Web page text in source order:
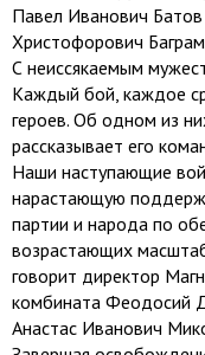
Павел Иванович
Христофорович
С неиссякаемым
Каждый бой, каждое
героев. Об одном из
рассказывает его
Наши наступающие
нарастающую
партии и народа по
возрастающих
говорит директор
комбината Феодосий
Анастас Иванович